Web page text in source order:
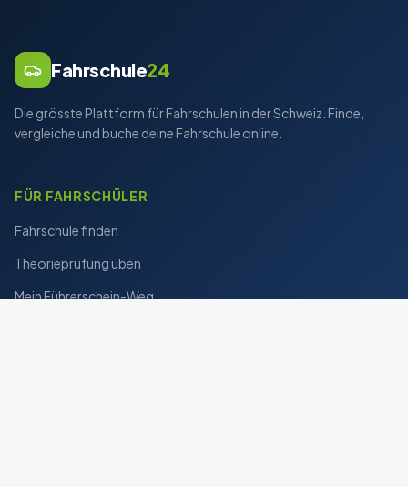
Fahrschule24
Die grösste Plattform für Fahrschulen in der Schweiz. Finde,
vergleiche und buche deine Fahrschule online.
FÜR FAHRSCHÜLER
Fahrschule finden
Theorieprüfung üben
Mein Führerschein-Weg